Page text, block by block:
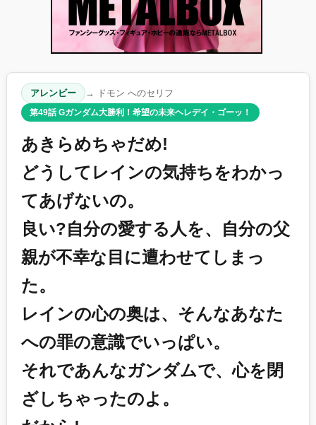
アレンビー → ドモン へのセリフ
第49話 Gガンダム大勝利！希望の未来ヘレデイ・ゴーッ！
あきらめちゃだめ!
どうしてレインの気持ちをわかっ
てあげないの。
良い?自分の愛する人を、自分の父
親が不幸な目に遭わせてしまっ
た。
レインの心の奥は、そんなあなた
への罪の意識でいっぱい。
それであんなガンダムで、心を閉
ざしちゃったのよ。